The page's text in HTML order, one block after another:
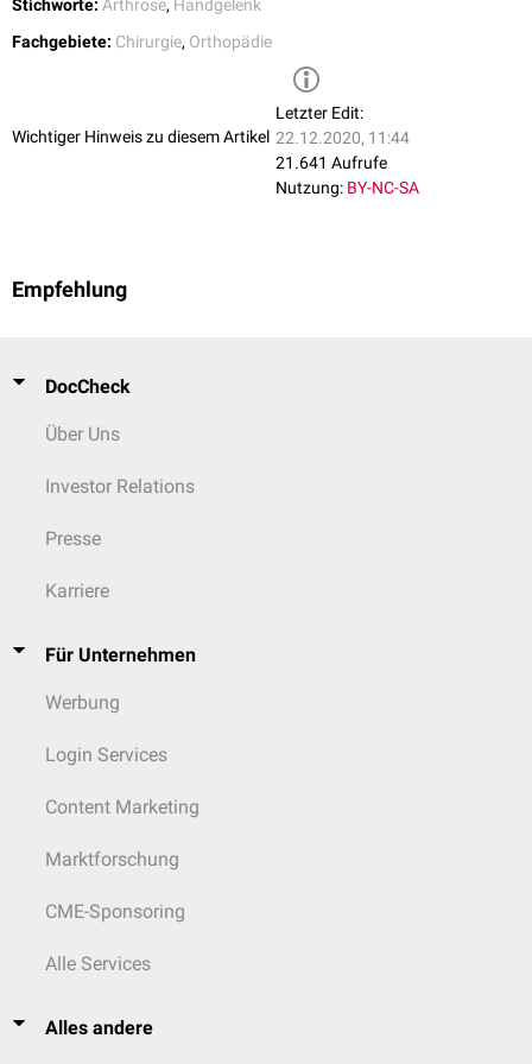
Stichworte: Arthrose, Handgelenk
Fachgebiete: Chirurgie, Orthopädie
Wichtiger Hinweis zu diesem Artikel
Letzter Edit:
22.12.2020, 11:44
21.641 Aufrufe
Nutzung: BY-NC-SA
Empfehlung
DocCheck
Über Uns
Investor Relations
Presse
Karriere
Für Unternehmen
Werbung
Login Services
Content Marketing
Marktforschung
CME-Sponsoring
Alle Services
Alles andere